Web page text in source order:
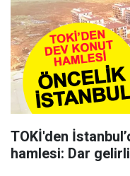
TOKİ'den
hamlesi: Dar